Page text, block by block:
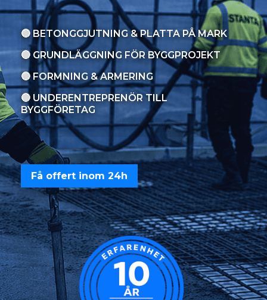
🔵 BETONGGJUTNING & PLATTA PÅ MARK
🔵 GRUNDLÄGGNING FÖR BYGGPROJEKT
🔵 FORMNING & ARMERING
🔵 UNDERENTREPRENÖR TILL
BYGGFÖRETAG
Få offert inom 24h